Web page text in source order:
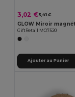
3,02 €3,41 €
GiftRetail MO7520
Ajouter au Panier